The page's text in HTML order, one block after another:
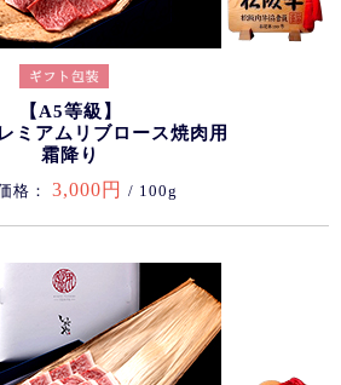
【A5等級】
ミアムリブロース焼肉用
霜降り
格： 3,000円 / 100g